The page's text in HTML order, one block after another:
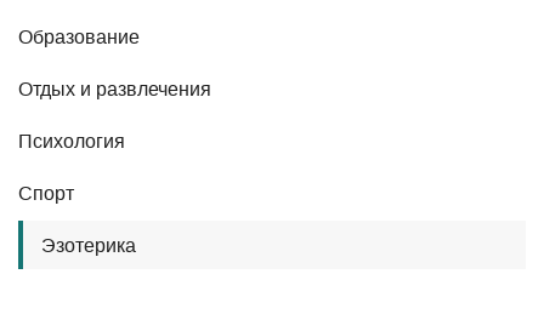
Образование
Отдых и развлечения
Психология
Спорт
Эзотерика